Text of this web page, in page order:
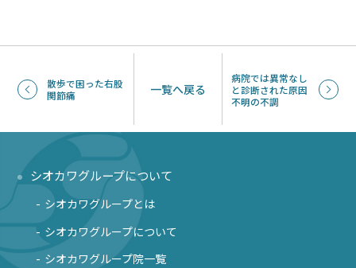
散歩で困った右股
関節痛
一覧へ戻る
病院では異常なし
と診断された原因
不明の不調
シオカワグループについて
シオカワグループとは
シオカワグループについて
シオカワグループ院一覧